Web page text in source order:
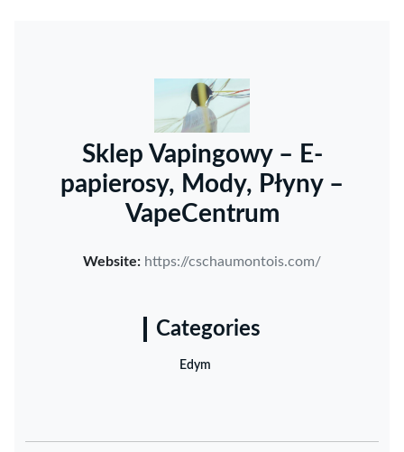
Sklep Vapingowy – E-
papierosy, Mody, Płyny –
VapeCentrum
Website: https://cschaumontois.com/
Categories
Edym